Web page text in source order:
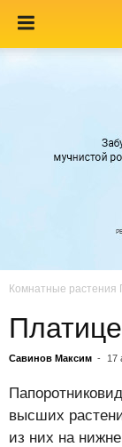
Комнатные растения
Савинов Максим - 17
высших
из них на